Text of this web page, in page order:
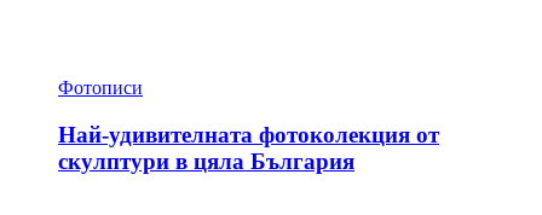
Фотописи
Най-удивителната фотоколекция от
скулптури в цяла България